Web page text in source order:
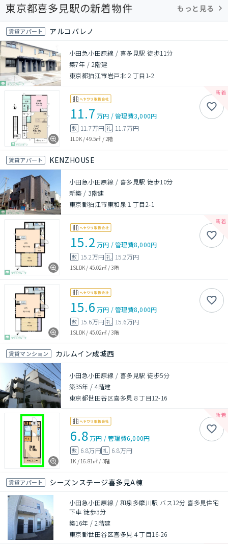
東京都喜多見駅の新着物件 もっと見る
賃貸アパート アルコバレノ
小田急小田原線 / 喜多見駅 徒歩11分
築7年 / 2階建
東京都狛江市岩戸北２丁目1-2
11.7 万円 /管理費3,000円
敷 11.7万円 礼 11.7万円
1LDK/49.5㎡ /2階
賃貸アパート KENZHOUSE
小田急小田原線 / 喜多見駅 徒歩10分
新築 / 3階建
東京都狛江市東和泉１丁目2-1
15.2 万円 /管理費8,000円
敷 15.2万円 礼 15.2万円
1SLDK / 45.02㎡/3階
15.6 万円 /管理費8,000円
敷 15.6万円 礼 15.6万円
1SLDK / 45.02㎡/3階
賃貸マンション カルムイン成城西
小田急小田原線 / 喜多見駅 徒歩5分
築35年 /4階建
東京都世田谷区喜多見８丁目12-16
6.8万円 /管理費6,000円
敷 6.8万円礼 6.8万円
1K /16.81㎡ / 3階
賃貸アパート シーズンステージ喜多見A棟
小田急小田原線 / 和泉多摩川駅 バス12分 喜多見住宅
下車 徒歩3分
築16年 /2階建
東京都世田谷区喜多見４丁目16-26